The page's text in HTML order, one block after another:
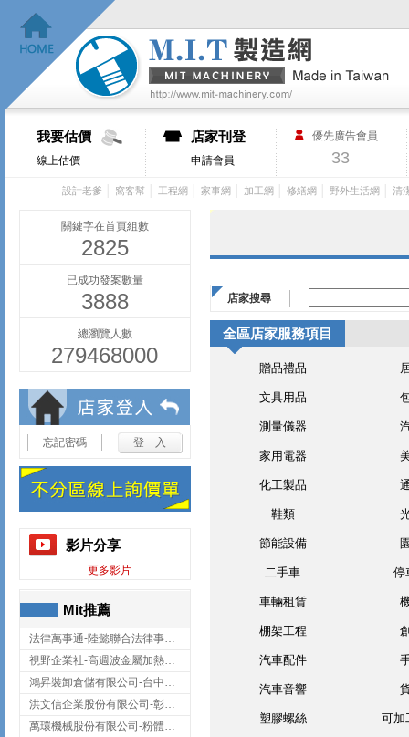
我要估價
線上估價
店家刊登
申請會員
優先廣告會員
33
設計老爹 窩客幫 工程網 家事網 加工網 修繕網 野外生活網 清
關鍵字在首頁組數
2825
已成功發案數量
3888
總瀏覽人數
279468000
忘記密碼
影片分享
更多影片
Mit推薦
法律萬事通-陸懿聯合法律事務所
視野企業社-高週波金屬加熱設備,彰化高週波金屬加熱設備
鴻昇裝卸倉儲有限公司-台中貨櫃裝卸
洪文信企業股份有限公司-彰化鋅合金鑄造,彰化五金加工,彰化五金配件
萬環機械股份有限公司-粉體塗裝設備,輸送機,輸送機設備,台南輸送機
店家搜尋
全區店家服務項目
贈品禮品
文具用品
測量儀器
家用電器
化工製品
鞋類
節能設備
二手車 停
車輛租賃
棚架工程
汽車配件
汽車音響
塑膠螺絲 可加